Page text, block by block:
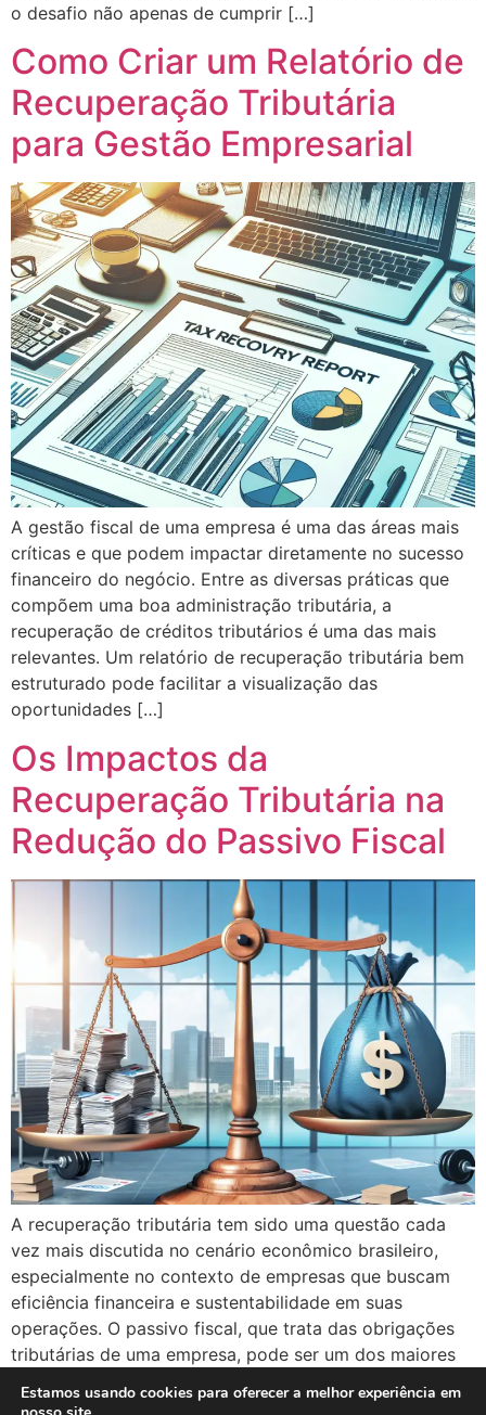
o desafio não apenas de cumprir […]
Como Criar um Relatório de
Recuperação Tributária
para Gestão Empresarial
A gestão fiscal de uma empresa é uma das áreas mais
críticas e que podem impactar diretamente no sucesso
financeiro do negócio. Entre as diversas práticas que
compõem uma boa administração tributária, a
recuperação de créditos tributários é uma das mais
relevantes. Um relatório de recuperação tributária bem
estruturado pode facilitar a visualização das
oportunidades […]
Os Impactos da
Recuperação Tributária na
Redução do Passivo Fiscal
A recuperação tributária tem sido uma questão cada
vez mais discutida no cenário econômico brasileiro,
especialmente no contexto de empresas que buscam
eficiência financeira e sustentabilidade em suas
operações. O passivo fiscal, que trata das obrigações
tributárias de uma empresa, pode ser um dos maiores
financeiros. Neste artigo, vamos […]
Estamos usando cookies para oferecer a melhor experiência em